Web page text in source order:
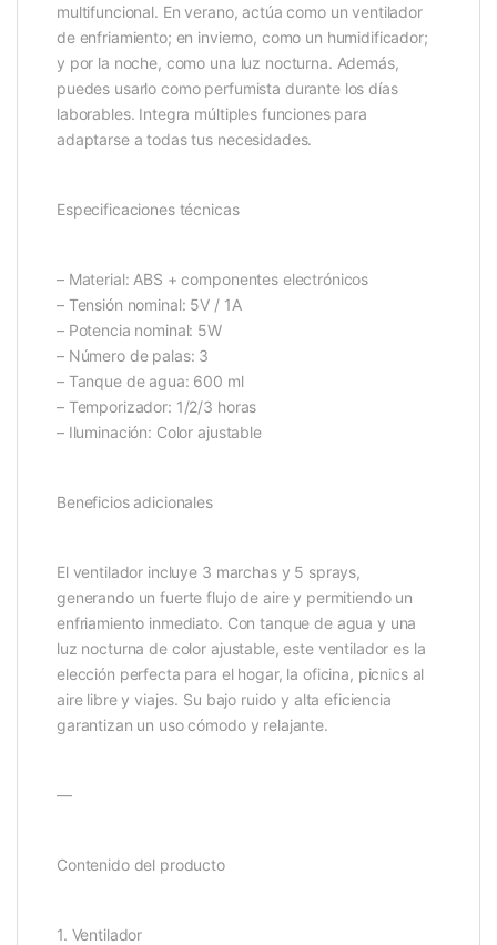
multifuncional. En verano, actúa como un ventilador
de enfriamiento; en invierno, como un humidificador;
y por la noche, como una luz nocturna. Además,
puedes usarlo como perfumista durante los días
laborables. Integra múltiples funciones para
adaptarse a todas tus necesidades.
Especificaciones técnicas
– Material: ABS + componentes electrónicos
– Tensión nominal: 5V / 1A
– Potencia nominal: 5W
– Número de palas: 3
– Tanque de agua: 600 ml
– Temporizador: 1/2/3 horas
– Iluminación: Color ajustable
Beneficios adicionales
El ventilador incluye 3 marchas y 5 sprays,
generando un fuerte flujo de aire y permitiendo un
enfriamiento inmediato. Con tanque de agua y una
luz nocturna de color ajustable, este ventilador es la
elección perfecta para el hogar, la oficina, picnics al
aire libre y viajes. Su bajo ruido y alta eficiencia
garantizan un uso cómodo y relajante.
—
Contenido del producto
1. Ventilador